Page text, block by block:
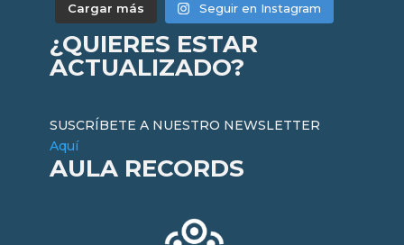
Cargar más Seguir en Instagram
¿QUIERES ESTAR
ACTUALIZADO?
SUSCRÍBETE A NUESTRO NEWSLETTER
Aquí
AULA RECORDS